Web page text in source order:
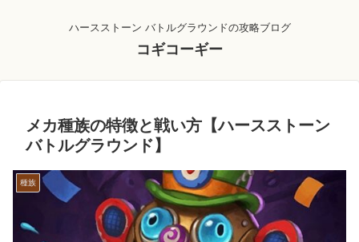
ハースストーン バトルグラウンドの攻略ブログ
コギコーギー
メカ種族の特徴と戦い方【ハースストーン
バトルグラウンド】
種族